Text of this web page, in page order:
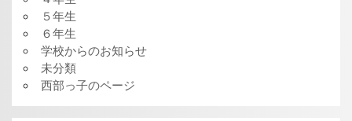
５年生
６年生
学校からのお知らせ
未分類
西部っ子のページ